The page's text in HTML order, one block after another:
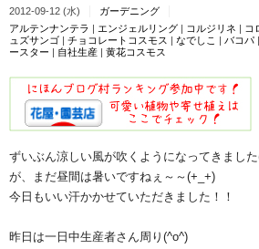
2012-09-12 (水)
ガーデニング
アルテンナンテラ
エンジェルリング コルジリネ コ
ュズサンゴ
チョコレートコスモス なでしこ バコパ
ースター
自社生産 黄花コスモス
ずいぶん涼しい風が吹くようになってきまし
が、まだ昼間は暑いですねぇ～～(+_+)
今日もいい汗かかせていただきました！！
昨日は一日中生産者さん周り(^o^)